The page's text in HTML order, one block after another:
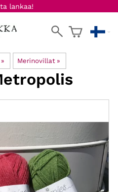
lankaa!
‪» Merinovillat ‪»